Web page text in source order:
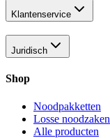
Klantenservice
Juridisch
Shop
Noodpakketten
Losse noodzaken
Alle producten